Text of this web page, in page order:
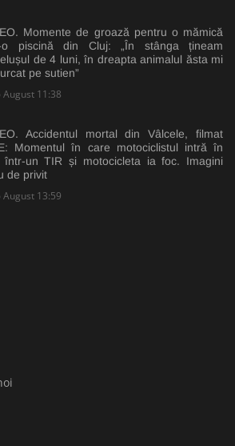
Momente de groază pentru o mămică
o piscină din Cluj: „În stânga țineam
de 4 luni, în dreapta animalul ăsta mi
pe sutien”
August 11:38
Accidentul mortal din Vâlcele, filmat
Momentul în care motociclistul intră în
într-un TIR și motocicleta ia foc. Imagini
de privit
August 13:59